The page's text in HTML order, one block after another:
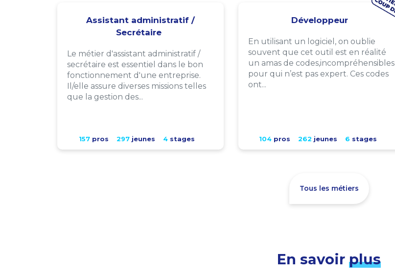
Assistant administratif /
Secrétaire
Le métier d'assistant administratif /
secrétaire est essentiel dans le bon
fonctionnement d'une entreprise.
Il/elle assure diverses missions telles
que la gestion des...
157pros 297jeunes 4stages
Développeur
En utilisant un logiciel, on oublie
souvent que cet outil est en réalité
un amas de codes,incompréhensibles
pour qui n’est pas expert. Ces codes
ont...
104pros 262 jeunes 6 stages
Tous les métiers
En savoir plus